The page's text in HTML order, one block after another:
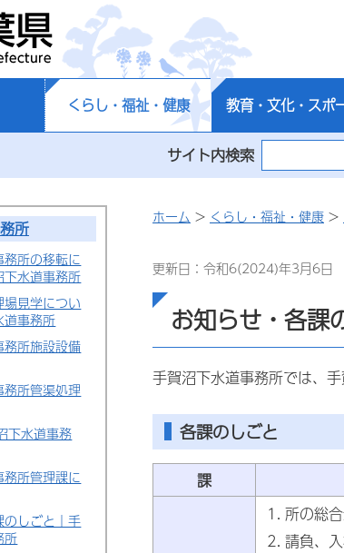
千葉県
くらし・福祉・健康 教育・文化・スポ
サイト内検索
所
所の移転に
水道事務所
見学につい
道事務所
所施設設備
所管渠処理
下水道事務
所管理課に
しごと｜手
所
ホーム > くらし・福祉・健康 >
更新日：令和6(2024)年3月6日
お知らせ・各課
手賀沼下水道事務所では、
各課のしごと
課
所の総
請負、